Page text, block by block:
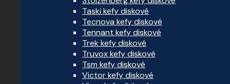
Taski kefy diskové
Tecnova kefy diskové
Tennant kefy diskové
Trek kefy diskové
Truvox kefy diskové
Tsm kefy diskové
Victor kefy diskové